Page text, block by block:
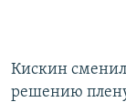
Кискин
решению